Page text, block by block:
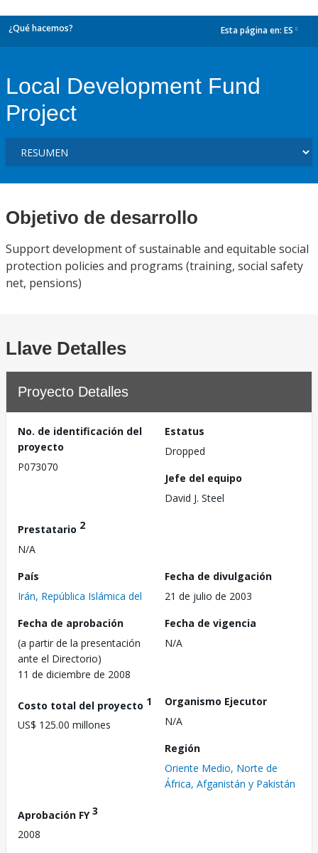
¿Qué hacemos? Esta página en: ES
Local Development Fund
Project
Objetivo de desarrollo
Support development of sustainable and equitable social
protection policies and programs (training, social safety
net, pensions)
Llave Detalles
Proyecto Detalles
No. de identificación del
proyecto
P073070
Estatus
Dropped
Jefe del equipo
David J. Steel
Prestatario 2
N/A
País
Irán, República Islámica del
Fecha de divulgación
21 de julio de 2003
Fecha de aprobación
(a partir de la presentación
ante el Directorio)
11 de diciembre de 2008
Fecha de vigencia
N/A
Costo total del proyecto 1
US$ 125.00 millones
Organismo Ejecutor
N/A
Región
Oriente Medio, Norte de
África, Afganistán y Pakistán
Aprobación FY3
2008